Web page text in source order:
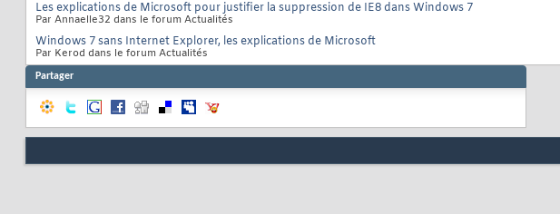
Les explications de Microsoft pour justifier la suppression de IE8 dans Windows 7
Par Annaelle32 dans le forum Actualités
Windows 7 sans Internet Explorer, les explications de Microsoft
Par Kerod dans le forum Actualités
Partager